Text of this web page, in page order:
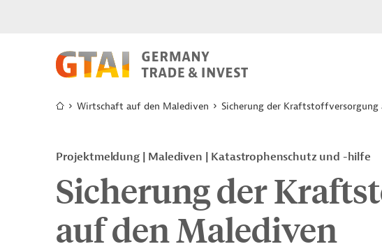
Wirtschaft auf den Malediven Sicherung der Kraftstoffversorgung
Projektmeldung Malediven Katastrophenschutz und -hilfe
Sicherung der
auf den Malediven